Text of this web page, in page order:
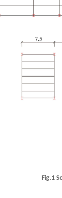
Fig.1